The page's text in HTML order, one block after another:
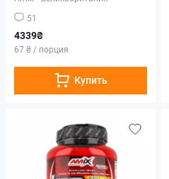
51
4339₴
67 ₴ / порция
Купить